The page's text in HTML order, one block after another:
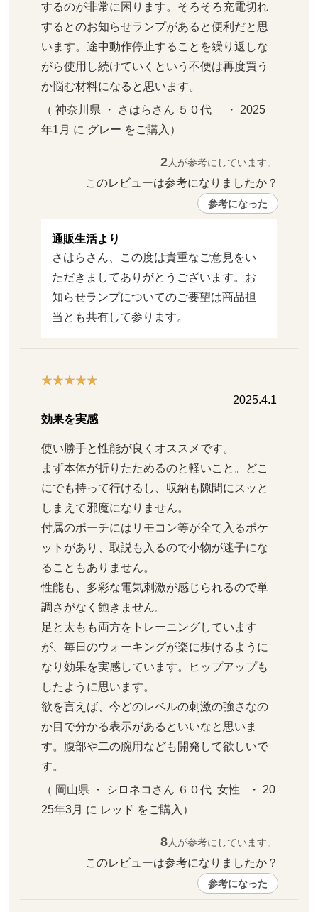
するのが非常に困ります。そろそろ充電切れ
するとのお知らせランプがあると便利だと思
います。途中動作停止することを繰り返しな
がら使用し続けていくという不便は再度買う
か悩む材料になると思います。
（ 神奈川県 ・ さはらさん ５０代     ・ 2025
年1月 に グレー をご購入）
2人が参考にしています。
このレビューは参考になりましたか？
参考になった
通販生活より
さはらさん、この度は貴重なご意見をい
ただきましてありがとうございます。お
知らせランプについてのご要望は商品担
当とも共有して参ります。
2025.4.1
効果を実感
使い勝手と性能が良くオススメです。
まず本体が折りたためるのと軽いこと。どこ
にでも持って行けるし、収納も隙間にスッと
しまえて邪魔になりません。
付属のポーチにはリモコン等が全て入るポケ
ットがあり、取説も入るので小物が迷子にな
ることもありません。
性能も、多彩な電気刺激が感じられるので単
調さがなく飽きません。
足と太もも両方をトレーニングしています
が、毎日のウォーキングが楽に歩けるように
なり効果を実感しています。ヒップアップも
したように思います。
欲を言えば、今どのレベルの刺激の強さなの
か目で分かる表示があるといいなと思いま
す。腹部や二の腕用なども開発して欲しいで
す。
（ 岡山県 ・ シロネコさん ６０代  女性   ・ 20
25年3月 に レッド をご購入）
8人が参考にしています。
このレビューは参考になりましたか？
参考になった